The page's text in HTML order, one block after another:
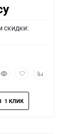
скидки:
БыстрыйДобавить
избранное
Добавить